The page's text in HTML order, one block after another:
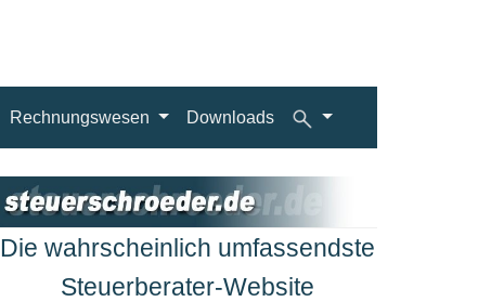
Rechnungswesen Downloads
Die wahrscheinlich umfassendste
Steuerberater-Website